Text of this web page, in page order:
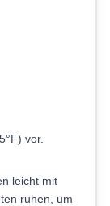
vor.
leicht mit
ruhen, um